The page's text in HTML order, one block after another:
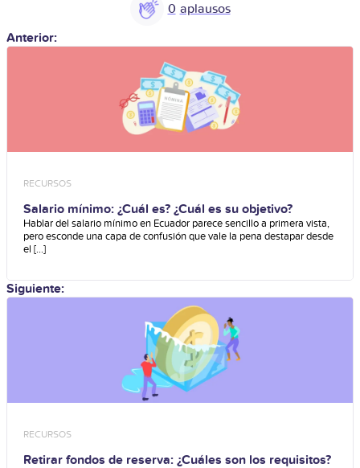
0
Anterior:
RECURSOS
Salario mínimo: ¿Cuál es? ¿Cuál es su objetivo?
Hablar del salario mínimo en Ecuador parece sencillo a primera vista,
pero esconde una capa de confusión que vale la pena destapar desde
el [...]
Siguiente:
RECURSOS
Retirar fondos de reserva: ¿Cuáles son los requisitos?